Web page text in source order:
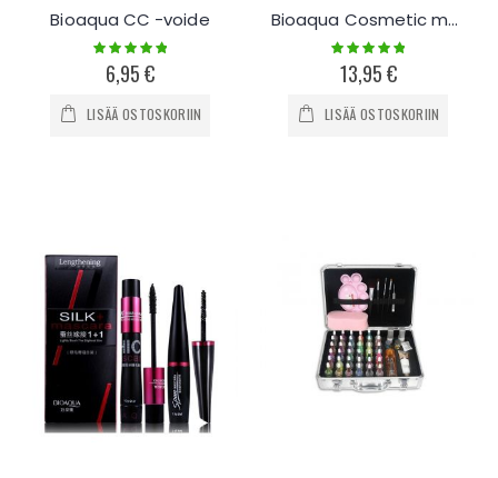
Bioaqua CC -voide
Rating:
100%
6,95 €
LISÄÄ OSTOSKORIIN
Bioaqua Cosmetic meikkisiveltimet 5x
Rating:
100%
13,95 €
LISÄÄ OSTOSKORIIN